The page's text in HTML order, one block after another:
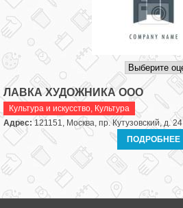
ЛАВКА ХУДОЖНИКА ООО
Культура и искусство, Культура
Адрес:121151, Москва, пр. Кутузовский, д. 24
ПОДРОБНЕЕ